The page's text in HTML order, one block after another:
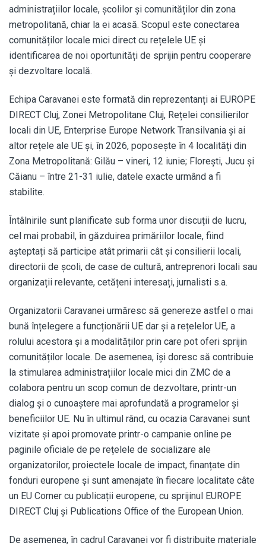
administrațiilor locale, școlilor și comunităților din zona
metropolitană, chiar la ei acasă. Scopul este conectarea
comunităților locale mici direct cu rețelele UE și
identificarea de noi oportunități de sprijin pentru cooperare
și dezvoltare locală.
Echipa Caravanei este formată din reprezentanți ai EUROPE
DIRECT Cluj, Zonei Metropolitane Cluj, Rețelei consilierilor
locali din UE, Enterprise Europe Network Transilvania și ai
altor rețele ale UE și, în 2026, poposește în 4 localități din
Zona Metropolitană: Gilău – vineri, 12 iunie; Florești, Jucu și
Căianu – între 21-31 iulie, datele exacte urmând a fi
stabilite.
Întâlnirile sunt planificate sub forma unor discuții de lucru,
cel mai probabil, în găzduirea primăriilor locale, fiind
așteptați să participe atât primarii cât și consilierii locali,
directorii de școli, de case de cultură, antreprenori locali sau
organizații relevante, cetățeni interesați, jurnalisti s.a.
Organizatorii Caravanei urmăresc să genereze astfel o mai
bună înțelegere a funcționării UE dar și a rețelelor UE, a
rolului acestora și a modalităților prin care pot oferi sprijin
comunităților locale. De asemenea, își doresc să contribuie
la stimularea administrațiilor locale mici din ZMC de a
colabora pentru un scop comun de dezvoltare, printr-un
dialog și o cunoaștere mai aprofundată a programelor și
beneficiilor UE. Nu în ultimul rând, cu ocazia Caravanei sunt
vizitate și apoi promovate printr-o campanie online pe
paginile oficiale de pe rețelele de socializare ale
organizatorilor, proiectele locale de impact, finanțate din
fonduri europene și sunt amenajate în fiecare localitate câte
un EU Corner cu publicații europene, cu sprijinul EUROPE
DIRECT Cluj și Publications Office of the European Union.
De asemenea, în cadrul Caravanei vor fi distribuite materiale